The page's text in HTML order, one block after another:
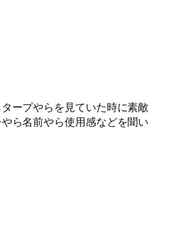
ープやらを見ていた時に素敵
ら名前やら使用感などを聞い